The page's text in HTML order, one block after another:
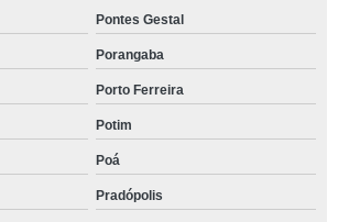
Pontes Gestal
Porangaba
Porto Ferreira
Potim
Poá
Pradópolis